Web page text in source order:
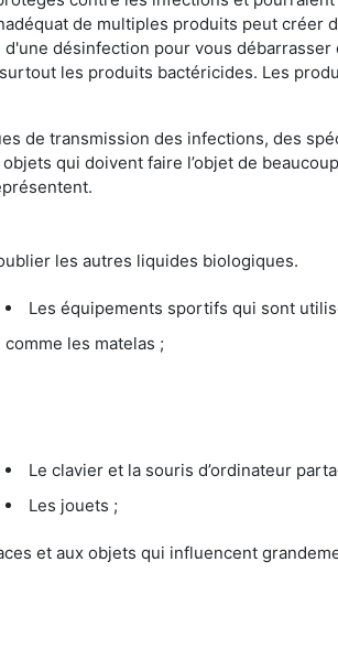
de multiples produits peut créer
désinfection pour vous
les produits bactéricides. Les
de transmission des infections, des
qui doivent faire l’objet de
les autres liquides biologiques.
Les équipements sportifs qui sont
comme les matelas ;
Le clavier et la souris d’ordinateur
Les jouets ;
et aux objets qui influencent